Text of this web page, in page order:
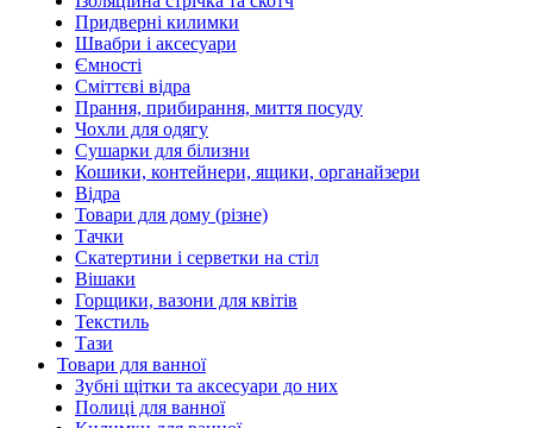
Придверні килимки
Швабри і аксесуари
Ємності
Сміттєві відра
Прання, прибирання, миття посуду
Чохли для одягу
Сушарки для білизни
Кошики, контейнери, ящики, органайзери
Відра
Товари для дому (різне)
Тачки
Скатертини і серветки на стіл
Вішаки
Горщики, вазони для квітів
Текстиль
Тази
Товари для ванної
Зубні щітки та аксесуари до них
Полиці для ванної